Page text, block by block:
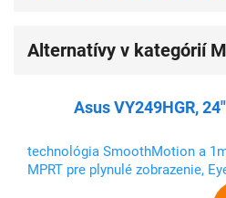
Alternatívy v kategórií
Asus VY249HGR, 24"
technológia SmoothMotion a
MPRT pre plynulé zobrazenie,
Plus technológia s filtrom